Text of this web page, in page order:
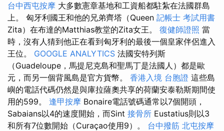
台中西屯按摩 大多數憲章基地和工資船都駐紮在法國群島
上。 匈牙利國王和他的兄弟齊塔（Queen 記帳士 考試用書
Zita）在布達的Matthias教堂的Zita女王。 復健師證照 當
時，沒有人猜到他正在看到匈牙利的最後一個皇家伴侶進入
王位。 GOOGLE ANALYTICS 法國安特列斯
（Guadeloupe，馬提尼克島和聖馬丁是法國人）都是歐
元，而另一個背風島是官方貨幣。 香港入境 台胞證 這些島
嶼的電話代碼仍然是與庫拉薩奧共享的荷蘭安泰勒斯期間使
用的599。 逢甲按摩 Bonaire電話號碼通常以7個開頭，
Sabaians以4的速度開始，而Sint 接骨所 Eustatius則以3
和所有7位數開始（Curaçao使用9）。 台中撥筋 北屯按摩